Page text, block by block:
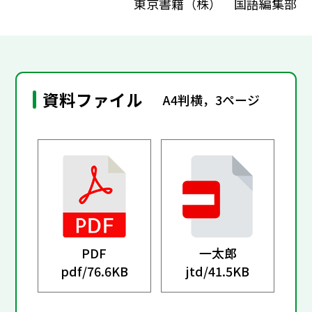
資料ファイル A4判横，3ページ
PDF
pdf/76.6KB
一太郎
jtd/41.5KB